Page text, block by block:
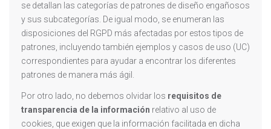
se detallan las categorías de patrones de diseño engañosos
y sus subcategorías. De igual modo, se enumeran las
disposiciones del RGPD más afectadas por estos tipos de
patrones, incluyendo también ejemplos y casos de uso (UC)
correspondientes para ayudar a encontrar los diferentes
patrones de manera más ágil.
Por otro lado, no debemos olvidar los requisitos de
transparencia de la información relativo al uso de
cookies, que exigen que la información facilitada en dicha